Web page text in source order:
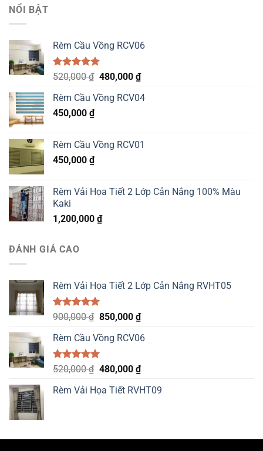
NỔI BẬT
Rèm Cầu Vồng RCV06
Được xếp
5.00
5 sao
520,000₫ Original
was:
480,000 ₫Current
is:
Rèm Cầu Vồng RCV04
450,000 ₫
Rèm Cầu Vồng RCV01
450,000 ₫
Rèm Vải Họa Tiết 2 Lớp Cản Nắng 100% Màu
Kaki
1,200,000 ₫
ĐÁNH GIÁ CAO
Rèm Vải Họa Tiết 2 Lớp Cản Nắng RVHT05
Được xếp
5.00
5 sao
900,000₫ Original
was:
900,000 ₫.
850,000 ₫Current
is:
Rèm Cầu Vồng RCV06
Được xếp
5.00
5 sao
520,000₫ Original
was:
480,000 ₫Current
is:
Rèm Vải Họa Tiết RVHT09